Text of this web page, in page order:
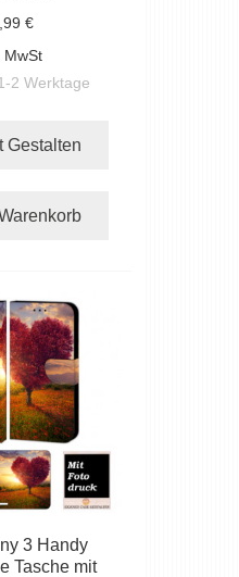
€
MwSt
2 Werktage
Gestalten
3 Handy
Tasche mit